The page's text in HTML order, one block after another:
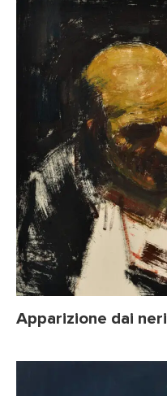
Apparizione dai neri